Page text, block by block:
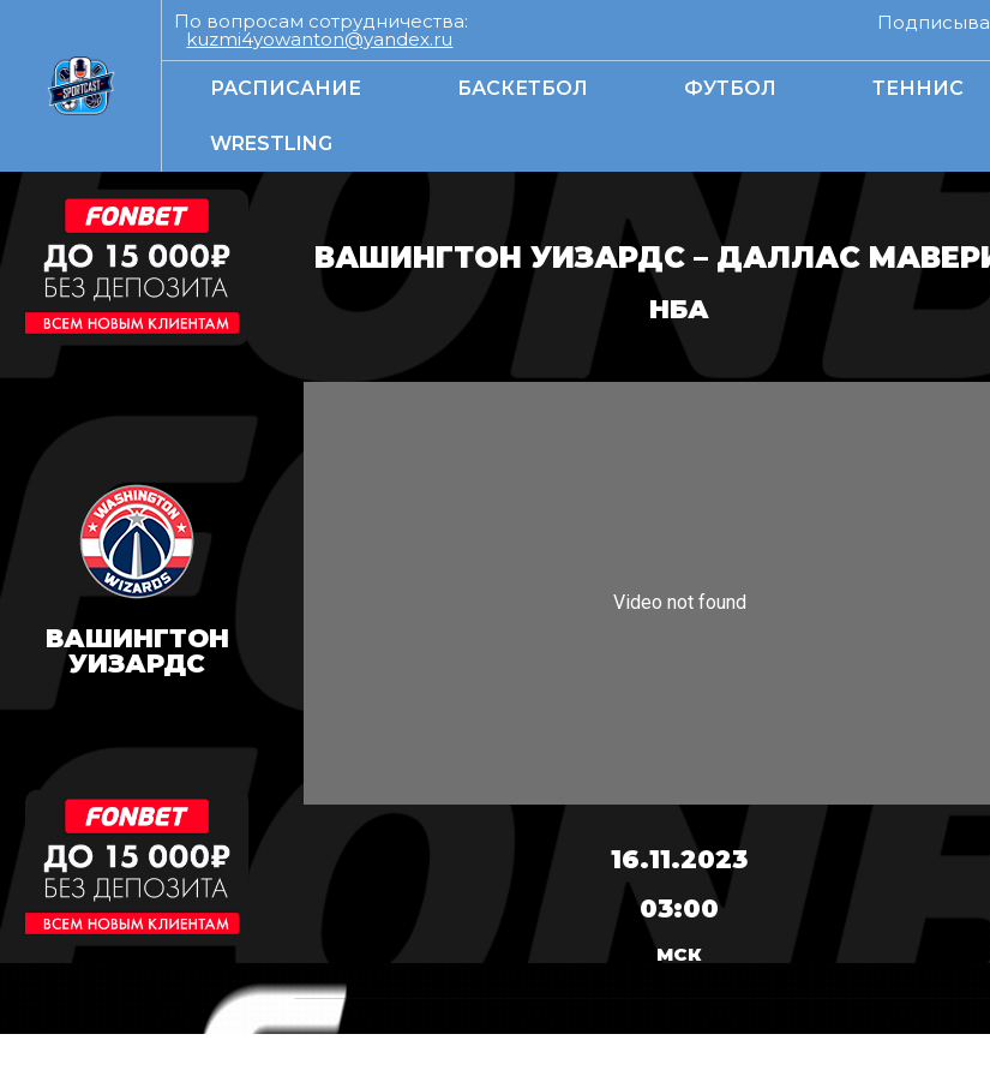
По вопросам сотрудничества:
kuzmi4yowanton@yandex.ru
РАСПИСАНИЕ БАСКЕТБОЛ ФУТБОЛ ТЕННИС
WRESTLING
ВАШИНГТОН
УИЗАРДС
ВАШИНГТОН УИЗАРДС – ДАЛЛАС
НБА
16.11.2023
03:00
МСК